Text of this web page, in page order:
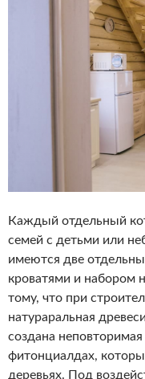
Каждый отдельный
семей с детьми или
имеются две
кроватями и набором
тому, что при
натураральная
создана
фитонциалдах,
деревьях. Под